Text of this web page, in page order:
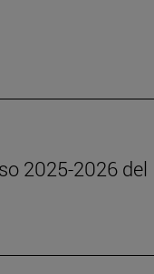
2025-2026 del